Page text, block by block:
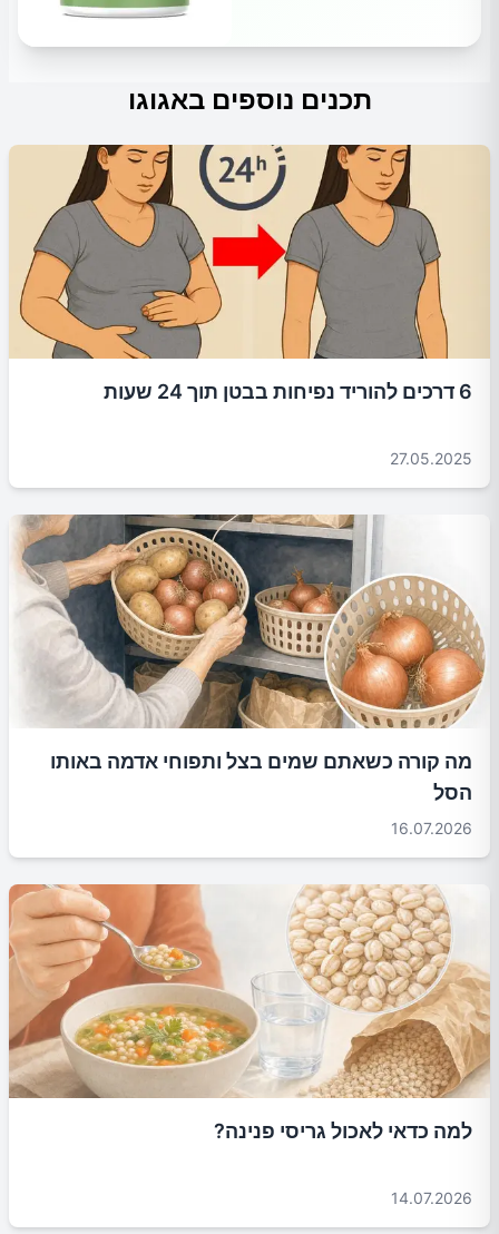
תכנים נוספים באגוגו
6 דרכים להוריד נפיחות בבטן תוך 24 שעות
27.05.2025
מה קורה כשאתם שמים בצל ותפוחי אדמה באותו
הסל
16.07.2026
למה כדאי לאכול גריסי פנינה?
14.07.2026